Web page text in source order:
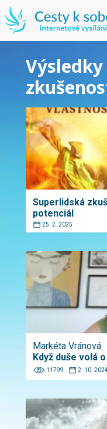
Superlidská
potenciál
25. 2. 2025
Markéta Vránová
Když duše volá
11799 2. 10. 2024